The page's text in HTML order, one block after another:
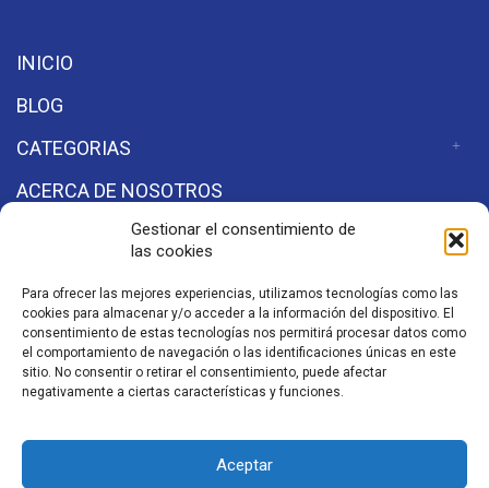
Gestionar el consentimiento de
las cookies
Para ofrecer las mejores experiencias, utilizamos tecnologías como las
cookies para almacenar y/o acceder a la información del dispositivo. El
consentimiento de estas tecnologías nos permitirá procesar datos como
el comportamiento de navegación o las identificaciones únicas en este
sitio. No consentir o retirar el consentimiento, puede afectar
negativamente a ciertas características y funciones.
Aceptar
INICIO
BLOG
CATEGORIAS
ACERCA DE NOSOTROS
Secciones
Aviso de Privacidad
©2026 Aeronaves y Aviación
Studio